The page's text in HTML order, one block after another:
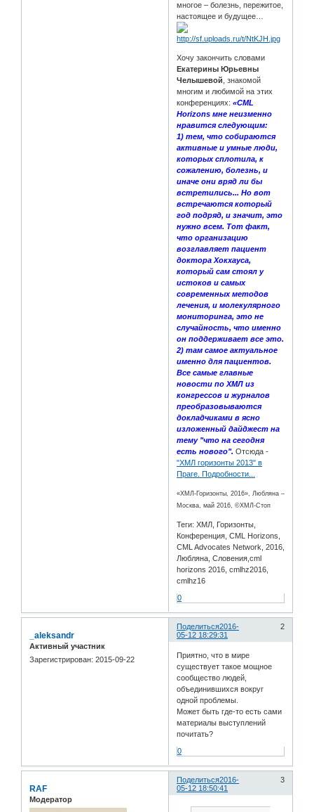
многое – болезнь, пережитое,
настоящее и будущее…
Хочу закончить словами
Екатерины Юрьевны
Челышевой , знакомой
многим и любимой на этих
конференциях:«CML
Horizons мне неизменно
нравится следующим:
1) тем, что собираются
активные и умные люди,
которых сплотила, к
сожалению, болезнь, и
иначе они вряд ли бы
встретились... Но вот
встречаются который
год подряд, и значит, это
нужно всем. Тот факт,
что организацию
возглавляет пациент
доктора Хокхауса,
который сам стоял у
истоков и самых
современных методов
лечения, и молекулярного
мониторинга, это не
случайность, что именно
он поддерживает все это.
2) там самое актуальное
именно для пациентов.
Все самые главные
новости по ХМЛ из
конгрессов и журналов
преобразовываются
докладчиками в ясно
изложенный дайджест на
тему "что на сегодня
есть нового". Отсюда -
"ХМЛ горизонты 2013" в
Праге. Подробности...
«ХМЛ-Горизонты, 2016», Любляна –
Москва, май 2016, ©ХМЛ-Стоп
Теги: ХМЛ, Горизонты,
Конференция, CML Horizons,
CML Advocates Network, 2016,
Любляна, Словения,cml
horizons 2016, cmlhz2016,
cmlhz16
0
Поделиться 2
2016-
05-12 18:29:31
_aleksandr
Активный участник
Зарегистрирован: 2015-09-22
Приятно, что в мире
существует такое мощное
сообщество людей,
объединившихся вокруг
одной проблемы.
Может быть где-то есть сами
материалы выступлений
почитать?
0
Поделиться 3
2016-
05-12 18:50:41
RAF
Модератор